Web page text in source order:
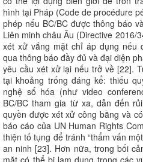
hình tại Pháp (Code de procédure
phép nếu BC/BC được thông báo
Liên minh châu Âu (Directive 2016/
xét xử vắng mặt chỉ áp dụng nếu
qua thông báo đầy đủ và đại diện
yêu cầu xét xử lại nếu trở về [22].
tại khoảng trống đáng kể: thiếu
nghệ số hóa (như video
BC/BC tham gia từ xa, dẫn đến
quyền được xét xử công bằng và
báo cáo của UN Human Rights
thiện tố tụng để tránh “thẩm vấn
an ninh [23]. Hơn nữa, trong bối
mặt có thể bị lạm dụng trong các